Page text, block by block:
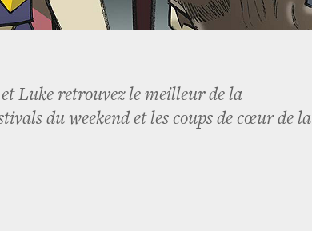
Luke retrouvez le meilleur de la
du weekend et les coups de cœur de la